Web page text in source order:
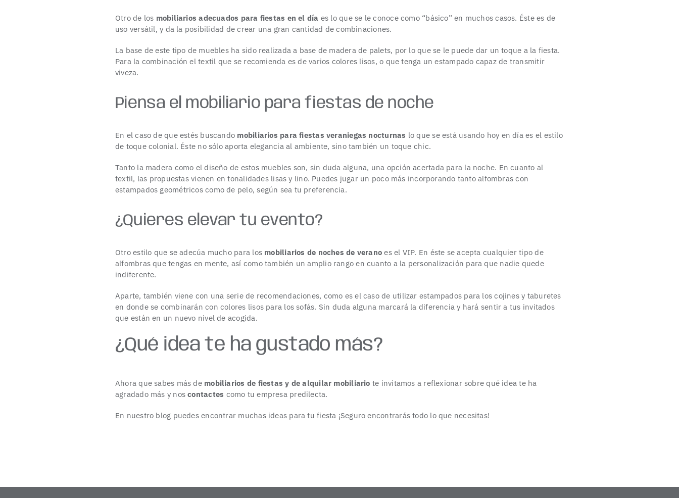
Otro de los mobiliarios adecuados para fiestas en el día es lo que se le conoce como “básico” en muchos casos. Éste es de
uso versátil, y da la posibilidad de crear una gran cantidad de combinaciones.
La base de este tipo de muebles ha sido realizada a base de madera de palets, por lo que se le puede dar un toque a la fiesta.
Para la combinación el textil que se recomienda es de varios colores lisos, o que tenga un estampado capaz de transmitir
viveza.
Piensa el mobiliario para fiestas de noche
En el caso de que estés buscando mobiliarios para fiestas veraniegas nocturnas lo que se está usando hoy en día es el estilo
de toque colonial. Éste no sólo aporta elegancia al ambiente, sino también un toque chic.
Tanto la madera como el diseño de estos muebles son, sin duda alguna, una opción acertada para la noche. En cuanto al
textil, las propuestas vienen en tonalidades lisas y lino. Puedes jugar un poco más incorporando tanto alfombras con
estampados geométricos como de pelo, según sea tu preferencia.
¿Quieres elevar tu evento?
Otro estilo que se adecúa mucho para los mobiliarios de noches de verano es el VIP. En éste se acepta cualquier tipo de
alfombras que tengas en mente, así como también un amplio rango en cuanto a la personalización para que nadie quede
indiferente.
Aparte, también viene con una serie de recomendaciones, como es el caso de utilizar estampados para los cojines y taburetes
en donde se combinarán con colores lisos para los sofás. Sin duda alguna marcará la diferencia y hará sentir a tus invitados
que están en un nuevo nivel de acogida.
¿Qué idea te ha gustado más?
Ahora que sabes más de mobiliarios de fiestas y de alquilar mobiliario te invitamos a reflexionar sobre qué idea te ha
agradado más y noscontactes como tu empresa predilecta.
En nuestro blog puedes encontrar muchas ideas para tu fiesta ¡Seguro encontrarás todo lo que necesitas!